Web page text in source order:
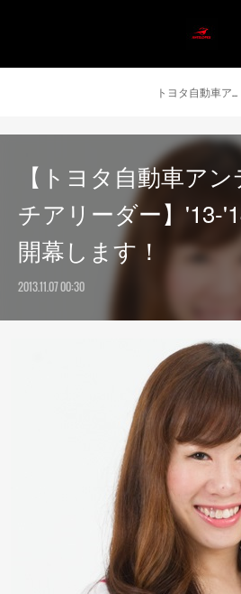
トヨタ自動車アンテロープス公式 ニュース
【トヨタ自動車ア
チアリーダー】'13-
開幕します！
2013.11.07 00:30